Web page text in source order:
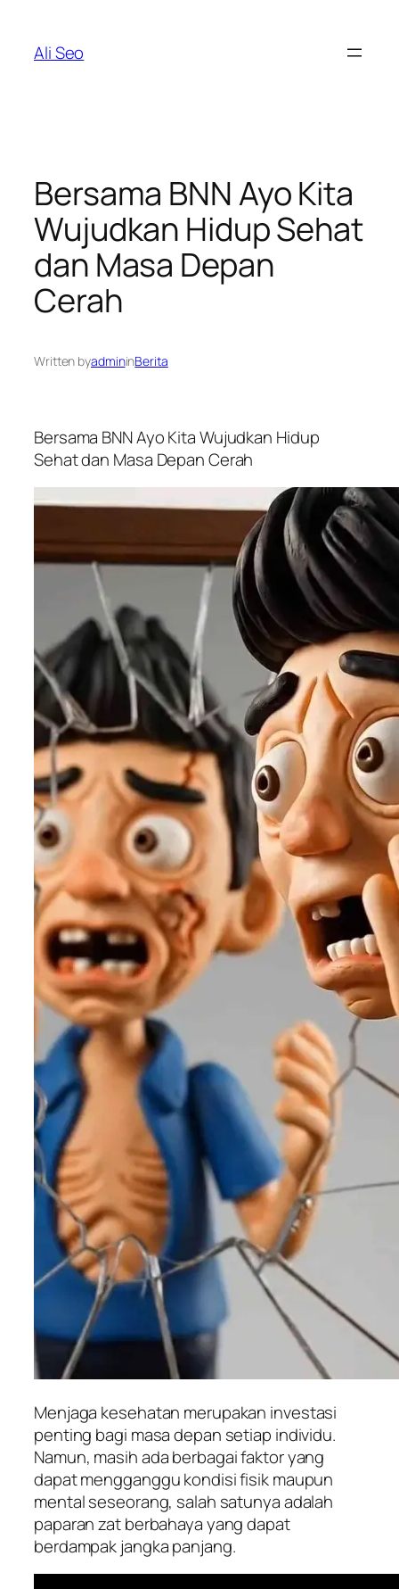
content
Ali Seo
Bersama BNN Ayo Kita
Wujudkan Hidup Sehat
dan Masa Depan
Cerah
Written byadmininBerita
Bersama BNN Ayo Kita Wujudkan Hidup
Sehat dan Masa Depan Cerah
Menjaga kesehatan merupakan investasi
penting bagi masa depan setiap individu.
Namun, masih ada berbagai faktor yang
dapat mengganggu kondisi fisik maupun
mental seseorang, salah satunya adalah
paparan zat berbahaya yang dapat
berdampak jangka panjang.